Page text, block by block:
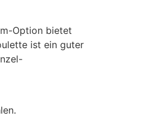
Option bietet
ist ein guter